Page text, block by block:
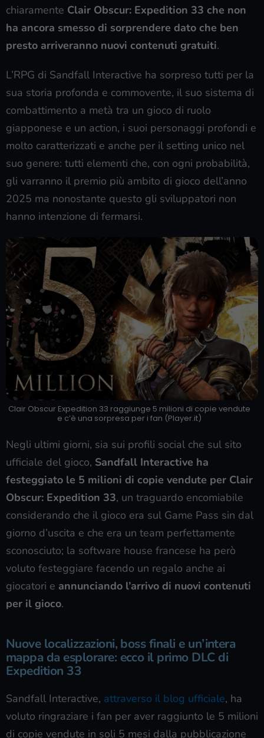
chiaramente Clair Obscur: Expedition 33 che non
ha ancora smesso di sorprendere dato che ben
presto arriveranno nuovi contenuti gratuiti.
L’RPG di Sandfall Interactive ha sorpreso tutti per la
sua storia profonda e commovente, il suo sistema di
combattimento a metà tra un gioco di ruolo
giapponese e un action, i suoi personaggi profondi e
molto caratterizzati e anche per il setting unico nel
suo genere: tutti elementi che, con ogni probabilità,
gli varranno il premio più ambito di gioco dell’anno
2025 ma nonostante questo gli sviluppatori non
hanno intenzione di fermarsi.
Clair Obscur Expedition 33 raggiunge 5 milioni di copie vendute
e c’è una sorpresa per i fan (Player.it)
Negli ultimi giorni, sia sui profili social che sul sito
ufficiale del gioco, Sandfall Interactive ha
festeggiato le 5 milioni di copie vendute per Clair
Obscur: Expedition 33, un traguardo encomiabile
considerando che il gioco era sul Game Pass sin dal
giorno d’uscita e che era un team perfettamente
sconosciuto; la software house francese ha però
voluto festeggiare facendo un regalo anche ai
giocatori e annunciando l’arrivo di nuovi contenuti
per il gioco.
Nuove localizzazioni, boss finali e un’intera
mappa da esplorare: ecco il primo DLC di
Expedition 33
Sandfall Interactive, attraverso il blog ufficiale, ha
voluto ringraziare i fan per aver raggiunto le 5 milioni
di copie vendute in soli 5 mesi dalla pubblicazione